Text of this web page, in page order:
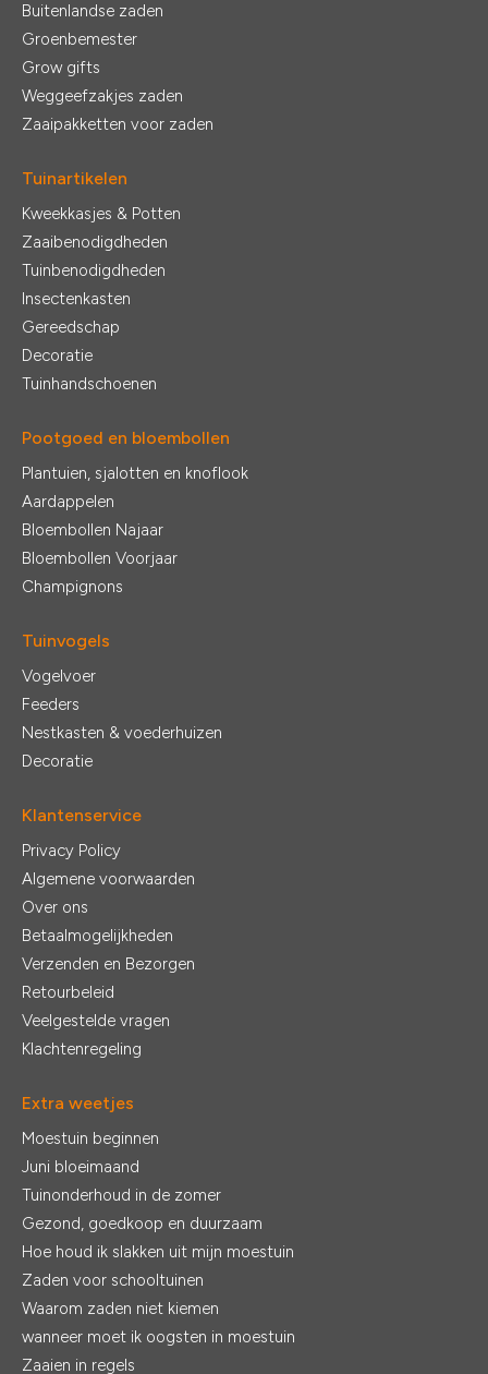
Buitenlandse zaden
Groenbemester
Grow gifts
Weggeefzakjes zaden
Zaaipakketten voor zaden
Tuinartikelen
Kweekkasjes & Potten
Zaaibenodigdheden
Tuinbenodigdheden
Insectenkasten
Gereedschap
Decoratie
Tuinhandschoenen
Pootgoed en bloembollen
Plantuien, sjalotten en knoflook
Aardappelen
Bloembollen Najaar
Bloembollen Voorjaar
Champignons
Tuinvogels
Vogelvoer
Feeders
Nestkasten & voederhuizen
Decoratie
Klantenservice
Privacy Policy
Algemene voorwaarden
Over ons
Betaalmogelijkheden
Verzenden en Bezorgen
Retourbeleid
Veelgestelde vragen
Klachtenregeling
Extra weetjes
Moestuin beginnen
Juni bloeimaand
Tuinonderhoud in de zomer
Gezond, goedkoop en duurzaam
Hoe houd ik slakken uit mijn moestuin
Zaden voor schooltuinen
Waarom zaden niet kiemen
wanneer moet ik oogsten in moestuin
Zaaien in regels